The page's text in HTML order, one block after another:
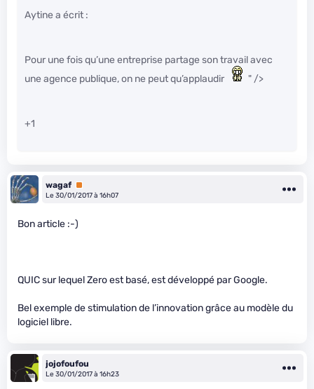
Aytine a écrit :
Pour une fois qu’une entreprise partage son travail avec
une agence publique, on ne peut qu’applaudir
" />
+1
wagaf Premium
Le 30/01/2017 à 16h07
Bon article :-)
QUIC sur lequel Zero est basé, est développé par Google.
Bel exemple de stimulation de l’innovation grâce au modèle du
logiciel libre.
jojofoufou
Le 30/01/2017 à 16h23